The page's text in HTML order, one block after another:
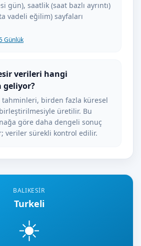
BALIKESIR
Turkeli
☀️
gün), saatlik (saat bazlı ayrıntı)
vadeli eğilim) sayfaları
Günlük
verileri hangi
geliyor?
tahminleri, birden fazla küresel
üretilir. Bu
göre daha dengeli sonuç
veriler sürekli kontrol edilir.